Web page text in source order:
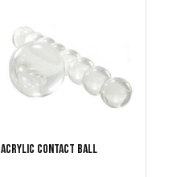
Acrylic Contact Ball